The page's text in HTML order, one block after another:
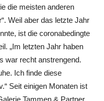
die meisten anderen
Weil aber das letzte Jahr
ist die coronabedingte
„Im letzten Jahr haben
war recht anstrengend.
Ich finde diese
Seit einigen Monaten ist